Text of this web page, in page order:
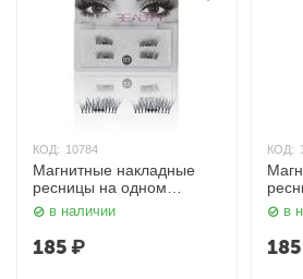
КОД: 10784
Магнитные накладные
ресницы на одном
магните 03# HudaBeauty
в наличии
185₽
КОД:
в
185